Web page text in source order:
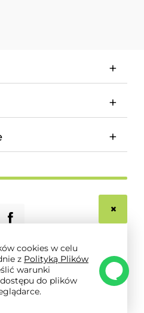
cookies w celu
z Polityką Plików
warunki
do plików
prawa zastrzeżone.
ShopGadget.pl
Sklep
Shoper.pl